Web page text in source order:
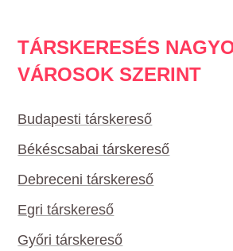
TÁRSKERESÉS
VÁROSOK SZERINT
Budapesti társkereső
Békéscsabai társkereső
Debreceni társkereső
Egri társkereső
Győri társkereső